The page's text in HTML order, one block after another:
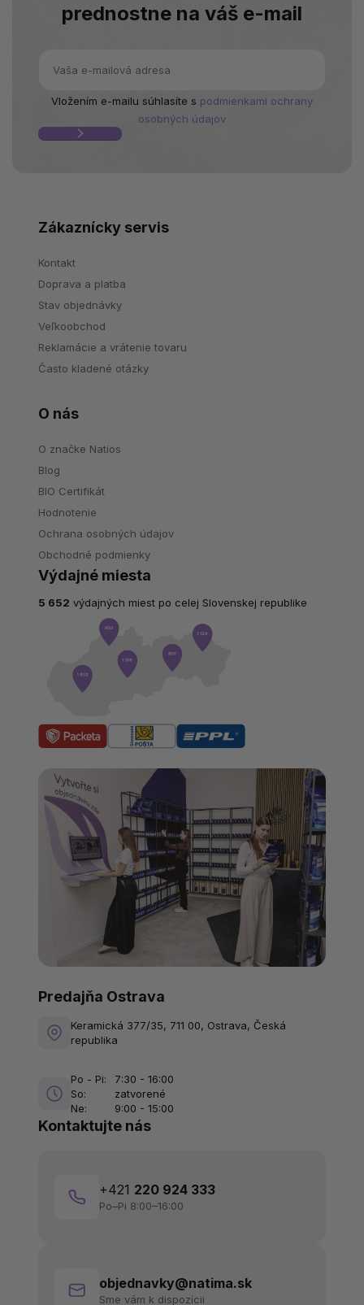
prednostne na váš e-mail
Vložením e-mailu súhlasíte s podmienkami ochrany
osobných údajov
Zákaznícky servis
Kontakt
Doprava a platba
Stav objednávky
Veľkoobchod
Reklamácie a vrátenie tovaru
Často kladené otázky
O nás
O značke Natios
Blog
BIO Certifikát
Hodnotenie
Ochrana osobných údajov
Obchodné podmienky
Kontaktujte nás
+421 220 924 333
Po–Pi 8:00–16:00
objednavky@natima.sk
Sme vám k dispozícii
Predajňa Ostrava
Keramická 377/35, 711 00, Ostrava, Česká
republika
Po - Pi:
7:30 - 16:00
So:
zatvorené
Ne:
9:00 - 15:00
Výdajné miesta
5 652 výdajných miest po celej Slovenskej republike